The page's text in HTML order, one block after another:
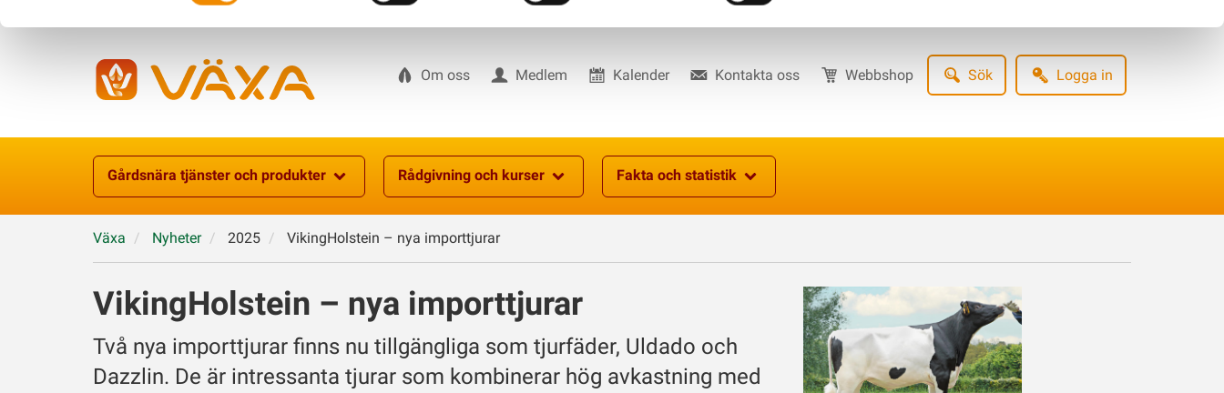
Om oss Medlem Kalender Kontakta oss Webbshop Sök Logga in
Gårdsnära tjänster och produkter
Rådgivning och kurser Fakta och statistik
Växa Nyheter 2025 VikingHolstein – nya importtjurar
VikingHolstein – nya importtjurar
Två nya importtjurar finns nu tillgängliga som tjurfäder, Uldado och
Dazzlin. De är intressanta tjurar som kombinerar hög avkastning med